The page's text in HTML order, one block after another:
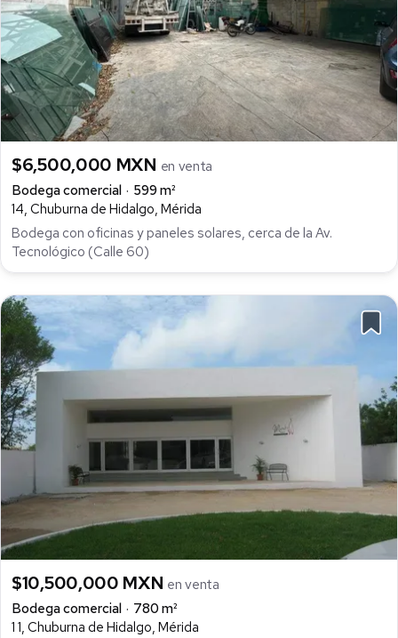
$6,500,000 MXN en venta
Bodega comercial
599 m²
14, Chuburna de Hidalgo, Mérida
Bodega con oficinas y paneles solares, cerca de la Av.
Tecnológico (Calle 60)
$10,500,000 MXN en venta
Bodega comercial
780 m²
1 1, Chuburna de Hidalgo, Mérida